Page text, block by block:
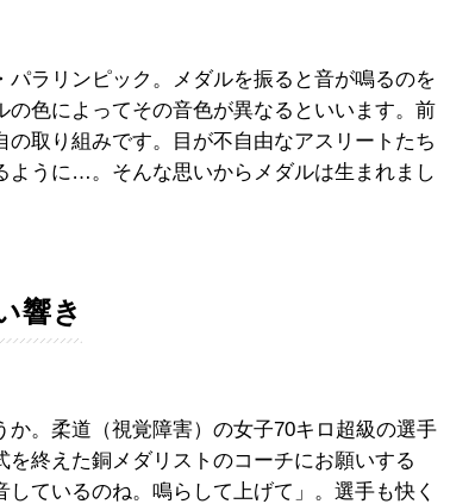
ラリンピック。メダルを振ると音が鳴るのを
色によってその音色が異なるといいます。前
取り組みです。目が不自由なアスリートたち
ように…。そんな思いからメダルは生まれまし
響き
。柔道（視覚障害）の女子70キロ超級の選手
終えた銅メダリストのコーチにお願いする
ているのね。鳴らして上げて」。選手も快く